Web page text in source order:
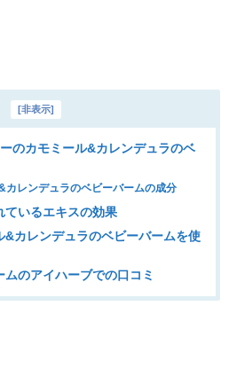
[非表示]
のカモミール&カレンデュラのベ
カレンデュラのベビーバームの成分
ているエキスの効果
&カレンデュラのベビーバームを使
のアイハーブでの口コミ